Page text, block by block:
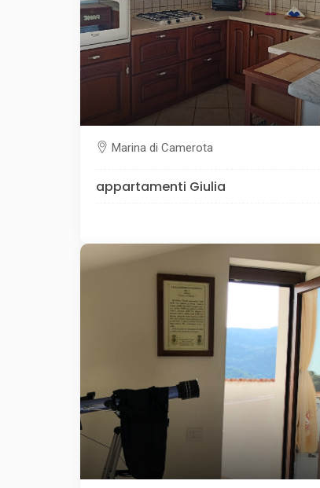
Marina di Camerota
appartamenti Giulia